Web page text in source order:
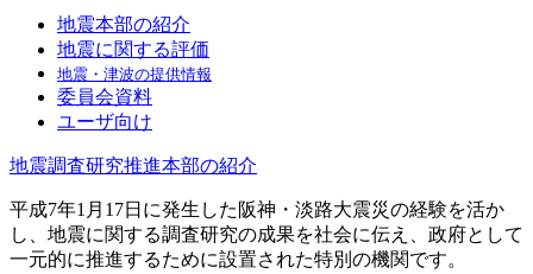
地震本部の紹介
地震に関する評価
地震・津波の提供情報
委員会資料
ユーザ向け
地震調査研究推進本部の紹介
平成7年1月17日に発生した阪神・淡路大震災の経験を活か
し、地震に関する調査研究の成果を社会に伝え、政府として
一元的に推進するために設置された特別の機関です。